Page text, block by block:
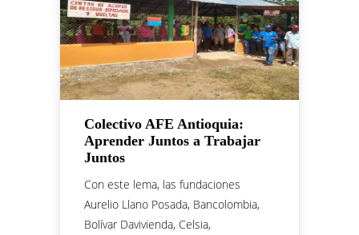
Colectivo AFE Antioquia:
Aprender Juntos a Trabajar
Juntos
Con este lema, las fundaciones
Aurelio Llano Posada, Bancolombia,
Bolívar Davivienda, Celsia,